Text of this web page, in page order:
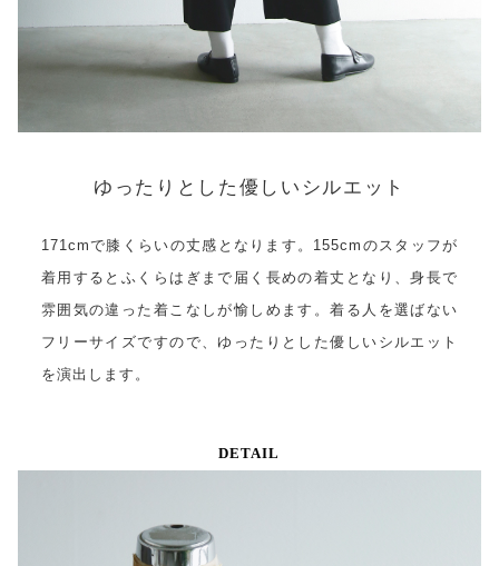
ゆったりとした優しいシルエット
171cmで膝くらいの丈感となります。155cmのスタッフが
着用するとふくらはぎまで届く長めの着丈となり、身長で
雰囲気の違った着こなしが愉しめます。着る人を選ばない
フリーサイズですので、ゆったりとした優しいシルエット
を演出します。
DETAIL